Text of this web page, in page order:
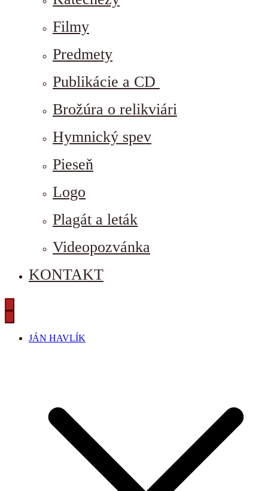
Filmy
Predmety
Publikácie a CD
Brožúra o relikviári
Hymnický spev
Pieseň
Logo
Plagát a leták
Videopozvánka
KONTAKT
JÁN HAVLÍK